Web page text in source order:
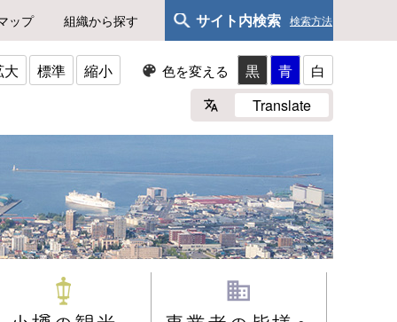
ップ 組織から探す サイト内検索 検索方法
大 標準 縮小 色を変える 黒 青
白
Translate